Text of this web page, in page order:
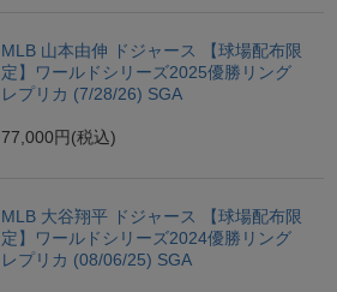
MLB 山本由伸 ドジャース 【球場配布限
定】ワールドシリーズ2025優勝リング
レプリカ (7/28/26) SGA
77,000円 (税込)
MLB 大谷翔平 ドジャース 【球場配布限
定】ワールドシリーズ2024優勝リング
レプリカ (08/06/25) SGA